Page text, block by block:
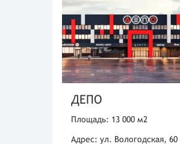
ДЕПО
Площадь: 13 000 м2
Адрес: ул. Вологодская, 60